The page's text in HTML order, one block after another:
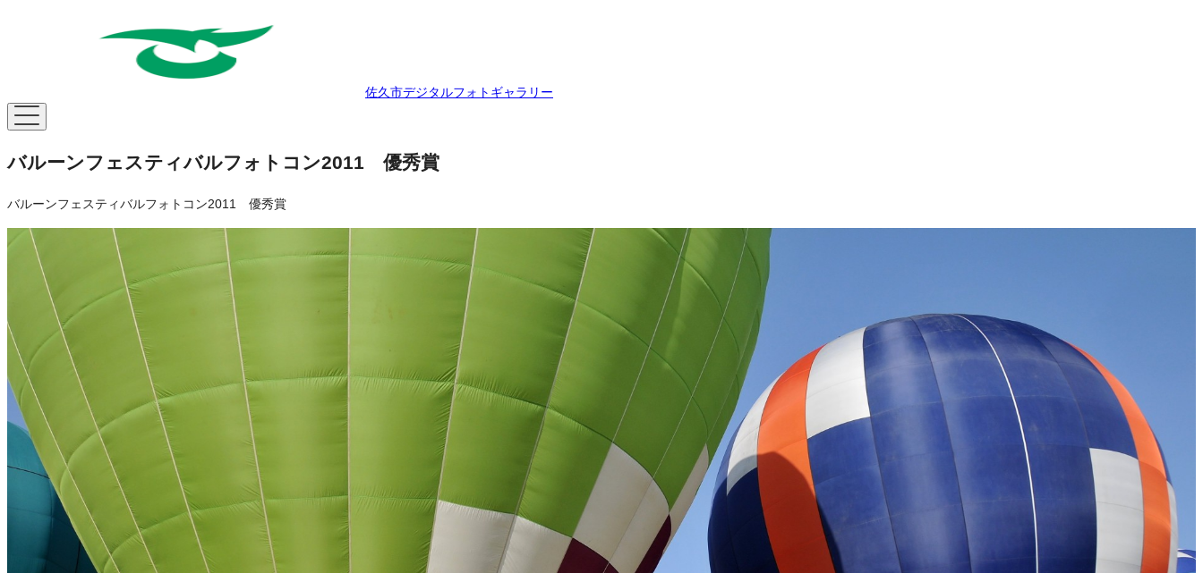
佐久市デジタルフォトギャラリー
バルーンフェスティバルフォトコン2011 優秀賞
バルーンフェスティバルフォトコン2011 優秀賞
日付
2011年5月4日撮影
井上 良二
権利者
権利者
場所
千曲川スポーツ交流広場
タグ
バルーンフェスティバル
ライセンス
All rights Reserved
ライセンスの内容を確認する
JSON-LD出力